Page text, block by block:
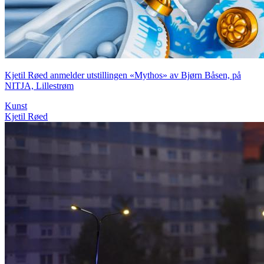
Kjetil Røed anmelder utstillingen «Mythos» av Bjørn Båsen, på
NITJA, Lillestrøm
Kunst
Kjetil Røed